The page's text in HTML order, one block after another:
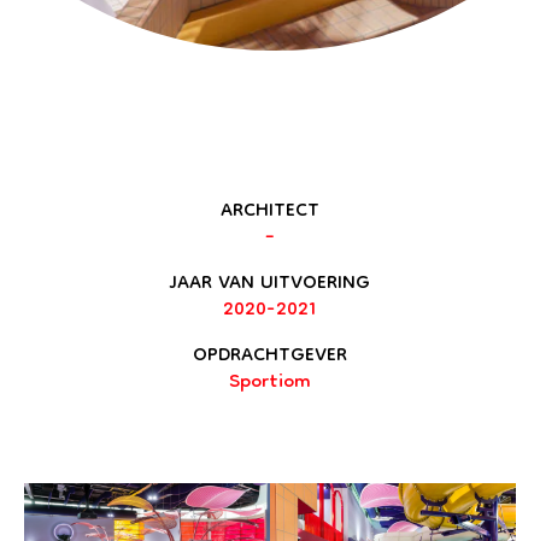
ARCHITECT
–
JAAR VAN UITVOERING
2020-2021
OPDRACHTGEVER
Sportiom